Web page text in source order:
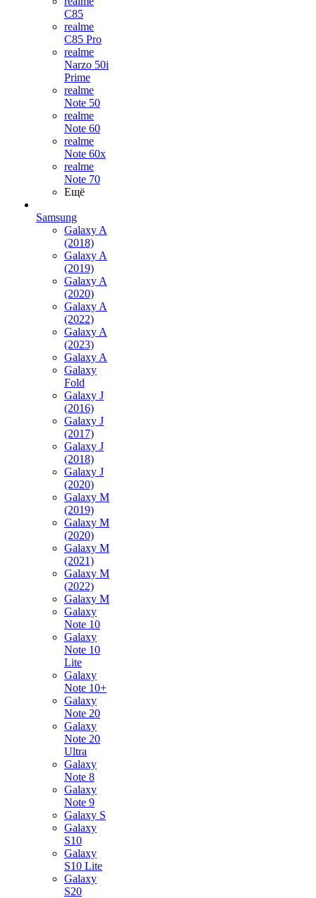
C85
realme
C85 Pro
realme
Narzo 50i
Prime
realme
Note 50
realme
Note 60
realme
Note 60x
realme
Note 70
Ещё
Samsung
Galaxy A
(2018)
Galaxy A
(2019)
Galaxy A
(2020)
Galaxy A
(2022)
Galaxy A
(2023)
Galaxy A
Galaxy
Fold
Galaxy J
(2016)
Galaxy J
(2017)
Galaxy J
(2018)
Galaxy J
(2020)
Galaxy M
(2019)
Galaxy M
(2020)
Galaxy M
(2021)
Galaxy M
(2022)
Galaxy M
Galaxy
Note 10
Galaxy
Note 10
Lite
Galaxy
Note 10+
Galaxy
Note 20
Galaxy
Note 20
Ultra
Galaxy
Note 8
Galaxy
Note 9
Galaxy S
Galaxy
S10
Galaxy
S10 Lite
Galaxy
S20